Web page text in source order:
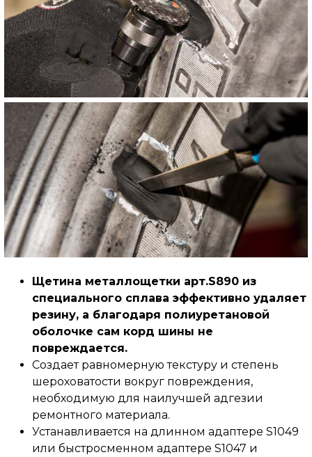
Щетина металлощетки арт.S890 из
специального сплава эффективно удаляет
резину, а благодаря полиуретановой
оболочке сам корд шины не
повреждается.
Создает равномерную текстуру и степень
шероховатости вокруг повреждения,
необходимую для наилучшей адгезии
ремонтного материала.
Устанавливается на длинном адаптере S1049
или быстросменном адаптере S1047 и